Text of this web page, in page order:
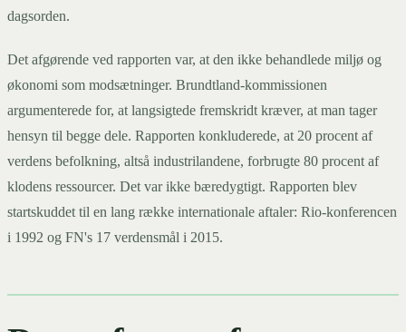
dagsorden.
Det afgørende ved rapporten var, at den ikke behandlede miljø og
økonomi som modsætninger. Brundtland-kommissionen
argumenterede for, at langsigtede fremskridt kræver, at man tager
hensyn til begge dele. Rapporten konkluderede, at 20 procent af
verdens befolkning, altså industrilandene, forbrugte 80 procent af
klodens ressourcer. Det var ikke bæredygtigt. Rapporten blev
startskuddet til en lang række internationale aftaler: Rio-konferencen
i 1992 og FN's 17 verdensmål i 2015.